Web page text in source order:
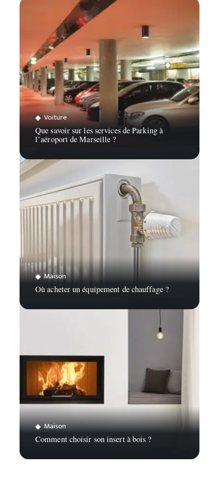
Voiture
Que savoir sur les services de Parking à
l’aéroport de Marseille ?
Maison
Où acheter un équipement de chauffage ?
Maison
Comment choisir son insert à bois ?